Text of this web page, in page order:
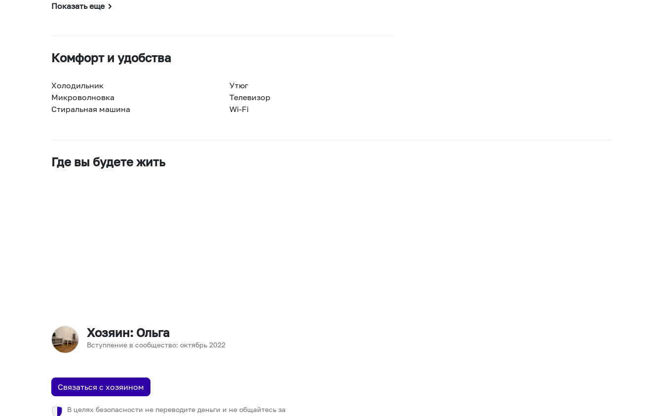
Показать еще
Комфорт и удобства
Холодильник
Утюг
Микроволновка
Телевизор
Стиральная машина
Wi-Fi
Где вы будете жить
Хозяин: Ольга
Вступление в сообщество: октябрь 2022
Связаться с хозяином
В целях безопасности не переводите деньги и не общайтесь за